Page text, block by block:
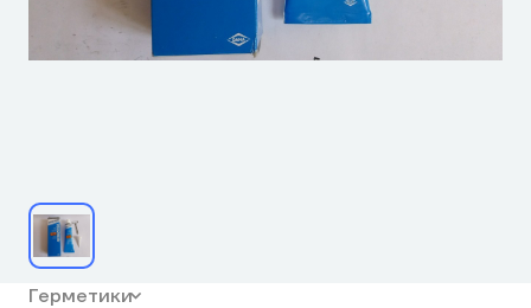
Герметики